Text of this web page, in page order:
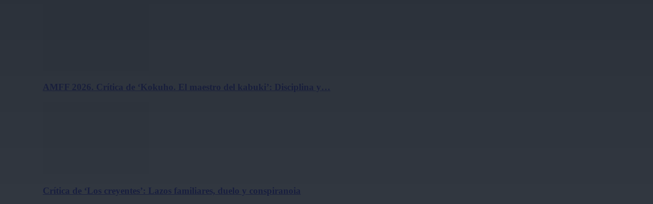
Crítica de ‘Los creyentes’: Lazos familiares, duelo y conspiranoia